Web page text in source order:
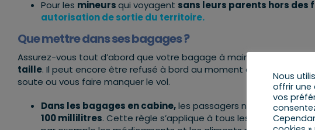
Pour les mineursqui voyagent sans leurs parents hors des
autorisation de sortie du territoire.
Que mettre dans ses bagages ?
Assurez-vous tout d’abord que votre bagage à main est conforme
taille. Il peut encore être refusé à bord au moment de
soute ou vous faire manquer le vol.
Dans les bagages en cabine,les passagers ne peuvent
100 millilitres. Cette règle s’applique à tous les liquides
Nous
offrir une
vos